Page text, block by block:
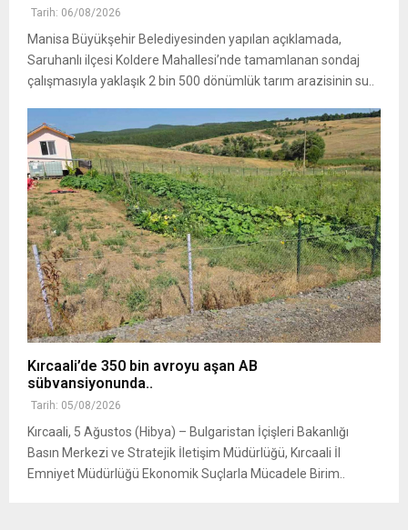
Tarih: 06/08/2026
Manisa Büyükşehir Belediyesinden yapılan açıklamada,
Saruhanlı ilçesi Koldere Mahallesi’nde tamamlanan sondaj
çalışmasıyla yaklaşık 2 bin 500 dönümlük tarım arazisinin su..
Kırcaali’de 350 bin avroyu aşan AB
sübvansiyonunda..
Tarih: 05/08/2026
Kırcaali, 5 Ağustos (Hibya) – Bulgaristan İçişleri Bakanlığı
Basın Merkezi ve Stratejik İletişim Müdürlüğü, Kırcaali İl
Emniyet Müdürlüğü Ekonomik Suçlarla Mücadele Birim..